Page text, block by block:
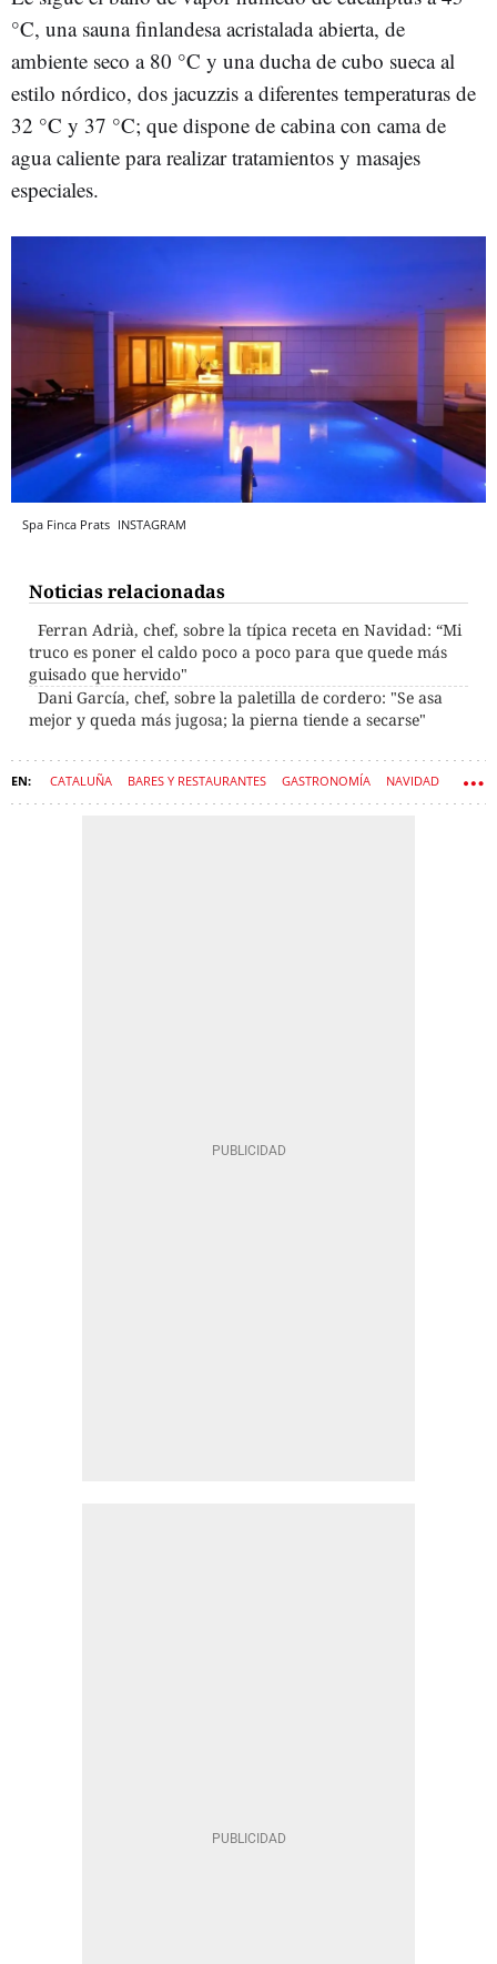
°C, una sauna finlandesa acristalada abierta, de
ambiente seco a 80 °C y una ducha de cubo sueca al
estilo nórdico, dos jacuzzis a diferentes temperaturas de
32 °C y 37 °C; que dispone de cabina con cama de
agua caliente para realizar tratamientos y masajes
especiales.
Spa Finca Prats INSTAGRAM
Noticias relacionadas
Ferran Adrià, chef, sobre la típica receta en Navidad: “Mi
truco es poner el caldo poco a poco para que quede más
guisado que hervido"
Dani García, chef, sobre la paletilla de cordero: "Se asa
mejor y queda más jugosa; la pierna tiende a secarse"
CATALUÑA BARES Y RESTAURANTES GASTRONOMÍA NAVIDAD